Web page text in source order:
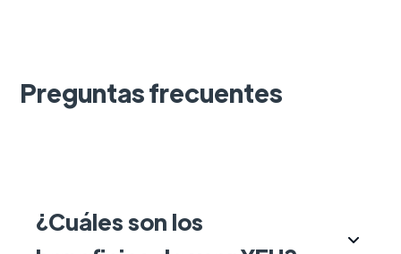
Preguntas frecuentes
¿Cuáles son los